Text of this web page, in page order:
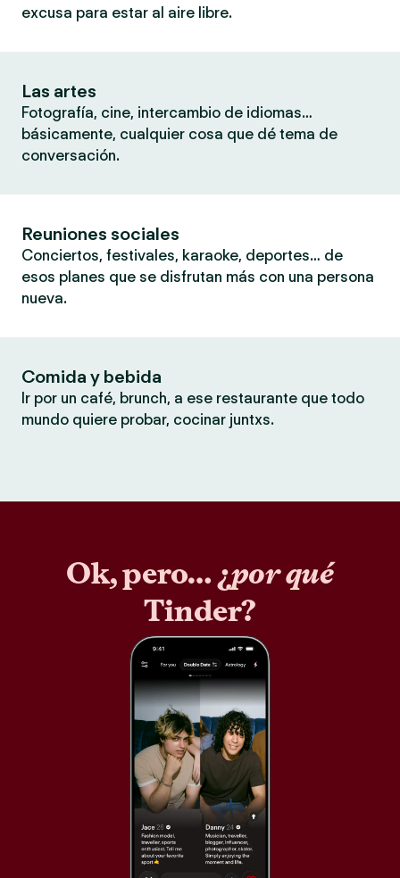
excusa para estar al aire libre.
Las artes
Fotografía, cine, intercambio de idiomas…
básicamente, cualquier cosa que dé tema de
conversación.
Reuniones sociales
Conciertos, festivales, karaoke, deportes… de
esos planes que se disfrutan más con una persona
nueva.
Comida y bebida
Ir por un café, brunch, a ese restaurante que todo
mundo quiere probar, cocinar juntxs.
Ok, pero… ¿por qué
Tinder?